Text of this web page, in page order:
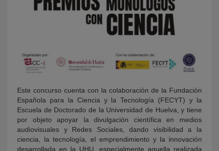
Este concurso cuenta con la colaboración de la Fundación
Española para la Ciencia y la Tecnología (FECYT) y la
Escuela de Doctorado de la Universidad de Huelva, y tiene
por objeto apoyar la divulgación científica en medios
audiovisuales y Redes Sociales, dando visibilidad a la
ciencia, la tecnología, el emprendimiento y la innovación
desarrollada en la UHU, especialmente aquella realizada